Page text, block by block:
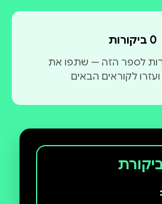
0 ביקורות
לספר הזה — שתפו את
לקוראים הבאים